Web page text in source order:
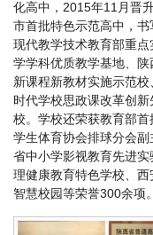
化高中，2015年11月晋
市首批特色示范高中，
现代教学技术教育部重
学学科优质教学基地、
新课程新教材实施示范
时代学校思政课改革创
校。学校还荣获教育部
学生体育协会排球分会
省中小学影视教育先进
理健康教育特色学校、
智慧校园等荣誉300余项。